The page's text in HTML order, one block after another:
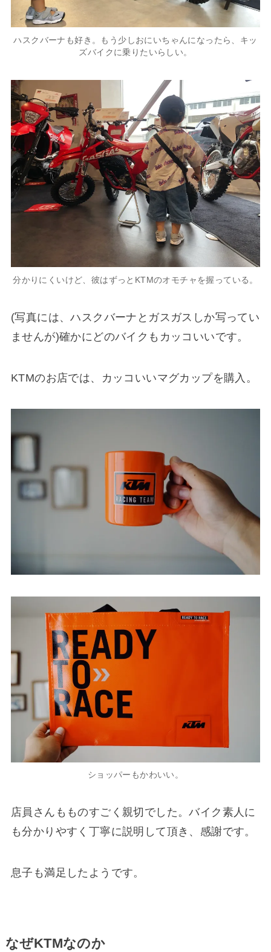
ハスクバーナも好き。もう少しおにいちゃんになったら、キッ
ズバイクに乗りたいらしい。
分かりにくいけど、彼はずっとKTMのオモチャを握っている。
(写真には、ハスクバーナとガスガスしか写ってい
ませんが)確かにどのバイクもカッコいいです。
KTMのお店では、カッコいいマグカップを購入。
ショッパーもかわいい。
店員さんもものすごく親切でした。バイク素人に
も分かりやすく丁寧に説明して頂き、感謝です。
息子も満足したようです。
なぜKTMなのか